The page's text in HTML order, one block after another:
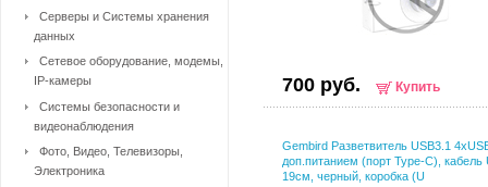
700 руб. Купить
Gembird Разветвитель USB3.1
доп.питанием (порт Type-C), кабель
19см, черный, коробка (U
Серверы и Системы хранения
данных
Сетевое оборудование, модемы,
IP-камеры
Системы безопасности и
видеонаблюдения
Фото, Видео, Телевизоры,
Электроника